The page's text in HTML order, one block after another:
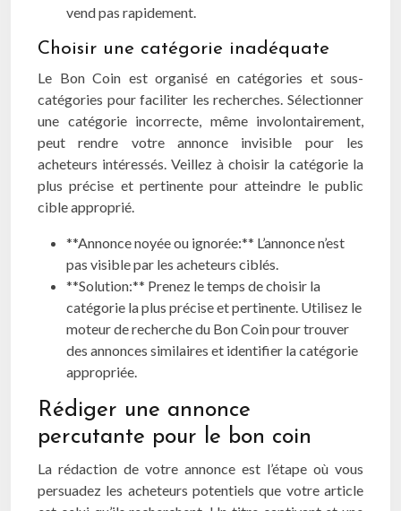
vend pas rapidement.
Choisir une catégorie inadéquate
Le Bon Coin est organisé en catégories et sous-
catégories pour faciliter les recherches. Sélectionner
une catégorie incorrecte, même involontairement,
peut rendre votre annonce invisible pour les
acheteurs intéressés. Veillez à choisir la catégorie la
plus précise et pertinente pour atteindre le public
cible approprié.
**Annonce noyée ou ignorée:** L’annonce n’est
pas visible par les acheteurs ciblés.
**Solution:** Prenez le temps de choisir la
catégorie la plus précise et pertinente. Utilisez le
moteur de recherche du Bon Coin pour trouver
des annonces similaires et identifier la catégorie
appropriée.
Rédiger une annonce
percutante pour le bon coin
La rédaction de votre annonce est l’étape où vous
persuadez les acheteurs potentiels que votre article